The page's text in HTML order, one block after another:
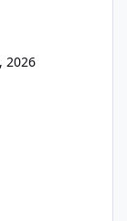
2026